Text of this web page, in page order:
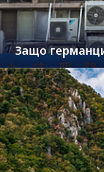
Защо